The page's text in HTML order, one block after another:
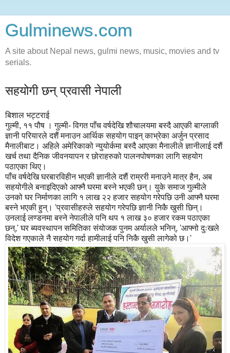
Gulminews.com
A site about Nepal news, gulmi news, music, movies and tv
serials.
सहयोगी छन् प्रवासी नेपाली
बिशाल भट्टराई
गुल्मी, ११ पौष । गुल्मी- विगत पाँच वर्षदेखि शौचालयमा बस्दै आएकी बाग्लाकी
ज्ञानी परियारले दशैं मनाउन आर्थिक सहयोग पाइन् काभ्रेका अर्जुन प्रसाद
मैनालीबाट। अहिले अमेरिकाको न्युयोर्कमा बस्दै आएका मैनालीले ज्ञानीलाई दशैं
खर्च तथा दैनिक जीवनयापन र छोराहरुको पालनपोषणका लागि सहयोग
पठाएका थिए।
पाँच वर्षदेखि घरबारविहीन भएकी ज्ञानीले दशैं राम्ररी मनाउने मात्र हैन, अब
सहयोगीले बनाइदिएको आफ्नै घरमा बस्ने भएकी छन्। युके समाज गुल्मीले
उनको घर निर्माणका लागि १ लाख २२ हजार सहयोग गरेपछि उनी आफ्नै घरमा
बस्ने भएकी हुन्। 'प्रवासीहरुले सहयोग गरेपछि ज्ञानी निकै खुसी छिन्।
उनलाई लण्डनमा बस्ने नेपालीले पनि थप १ लाख ३० हजार रकम पठाएका
छन्,' घर ब्यवस्थापन समितिका संयोजक पुनम अर्यालले भनिन्, 'आफ्नो दुःखले
विदेश गएकाले नै सहयोग गर्दा हामीलाई पनि निकै खुसी लागेको छ।'